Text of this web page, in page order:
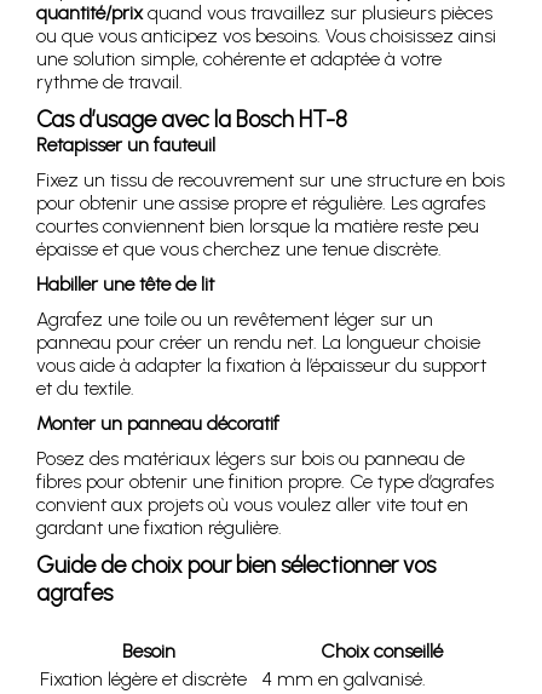
quantité/prixquand vous travaillez sur plusieurs pièces
ou que vous anticipez vos besoins. Vous choisissez ainsi
une solution simple, cohérente et adaptée à votre
rythme de travail.
Cas d’usage avec la Bosch HT-8
Retapisser un fauteuil
Fixez un tissu de recouvrement sur une structure en bois
pour obtenir une assise propre et régulière. Les agrafes
courtes conviennent bien lorsque la matière reste peu
épaisse et que vous cherchez une tenue discrète.
Habiller une tête de lit
Agrafez une toile ou un revêtement léger sur un
panneau pour créer un rendu net. La longueur choisie
vous aide à adapter la fixation à l’épaisseur du support
et du textile.
Monter un panneau décoratif
Posez des matériaux légers sur bois ou panneau de
fibres pour obtenir une finition propre. Ce type d’agrafes
convient aux projets où vous voulez aller vite tout en
gardant une fixation régulière.
Guide de choix pour bien sélectionner vos
agrafes
Besoin
Choix conseillé
Fixation légère et discrète
4 mm en galvanisé.